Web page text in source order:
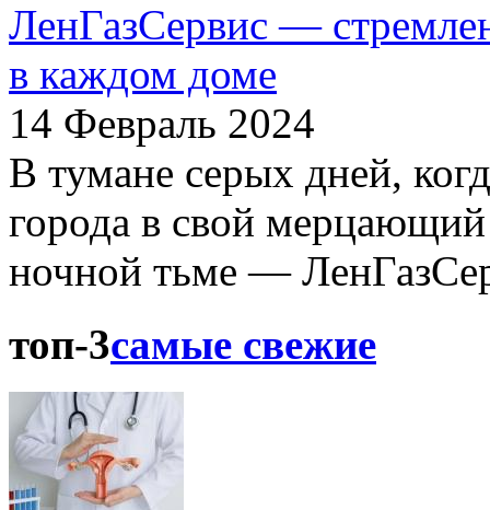
ЛенГазСервис —
в каждом доме
14 Февраль 2024
В тумане серых дней,
города в свой мерцающий
ночной тьме —
топ-3самые свежие